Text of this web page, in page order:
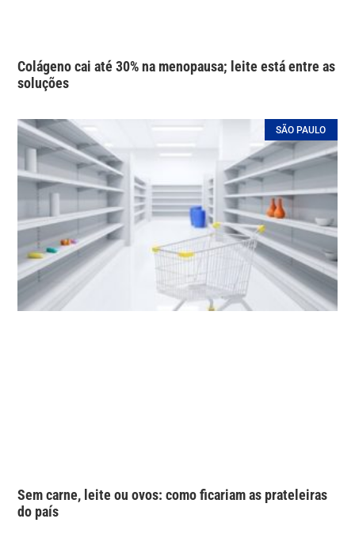
Colágeno cai até 30% na menopausa; leite está entre as
soluções
SÃO PAULO
Sem carne, leite ou ovos: como ficariam as prateleiras
do país